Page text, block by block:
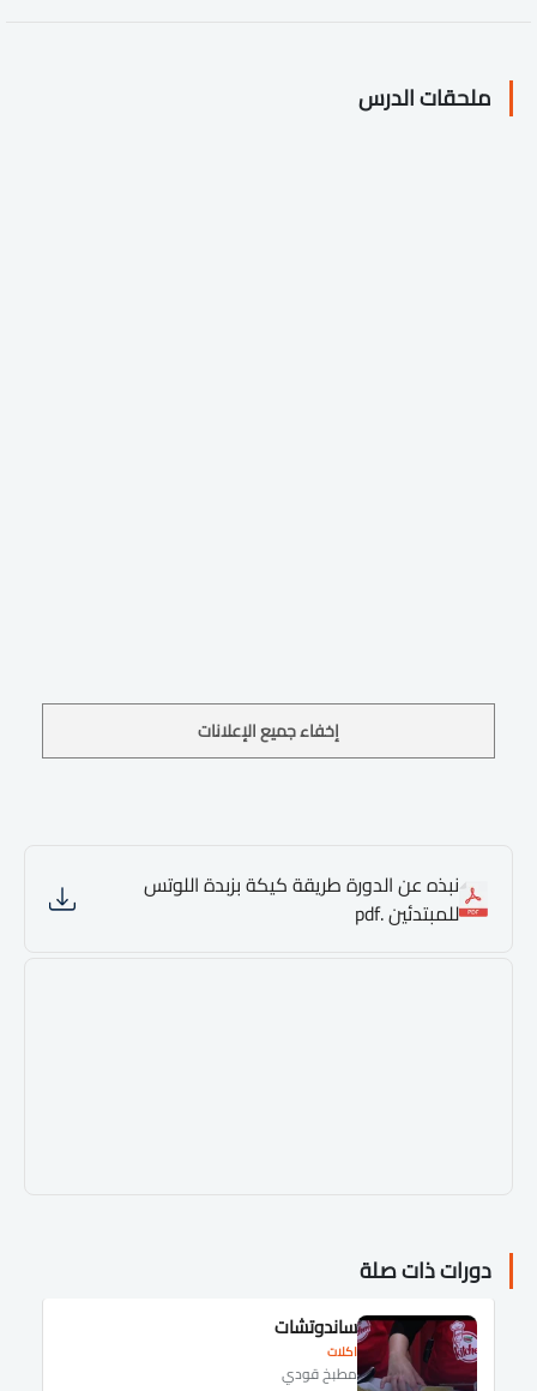
ملحقات الدرس
إخفاء جميع الإعلانات
نبذه عن الدورة طريقة كيكة بزبدة اللوتس
للمبتدئين .pdf
دورات ذات صلة
اكلات
ساندوتشات
مطبخ قودي